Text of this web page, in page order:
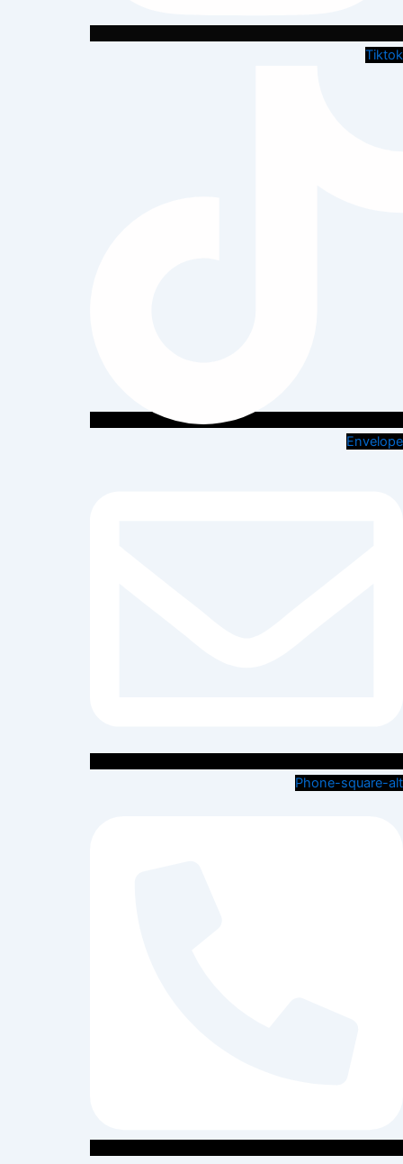
Tiktok
Envelope
Phone-square-alt